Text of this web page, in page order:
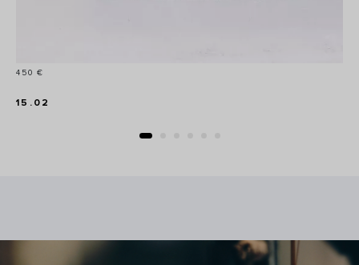
Prix
450 €
15.02